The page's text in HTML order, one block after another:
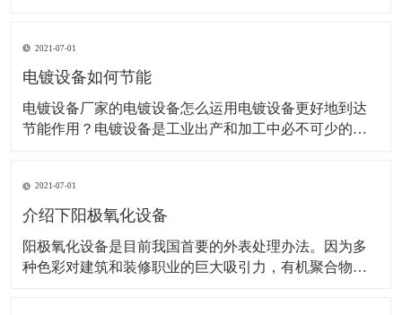
具。挂具应具有弹性以将零件夹紧，避免由于接触松动
处，形成不导电的氧化膜，而影响阳极氧化继续进行。
2021-07-01
电镀设备如何节能
电镀设备厂家的电镀设备怎么运用电镀设备更好地到达
节能作用？电镀设备是工业出产和加工中必不可少的设
是否正确挑选电镀电源，直接关系到镀层的质量，镀槽
的出产能力，能耗和出资效益。因为能耗大，功率低，
2021-07-01
介绍下阳极氧化设备
阳极氧化设备是目前我国首要的外表处理办法。因为多
种色彩对建筑和装修职业的巨大吸引力，有机聚合物的